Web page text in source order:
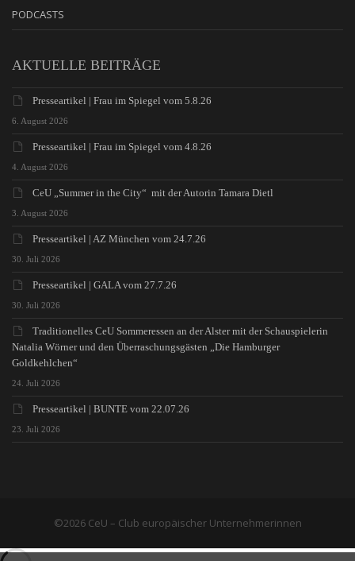
PODCASTS
AKTUELLE BEITRÄGE
Presseartikel | Frau im Spiegel vom 5.8.26
6. August 2026
Presseartikel | Frau im Spiegel vom 4.8.26
4. August 2026
CeU „Summer in the City“ mit der Autorin Tamara Dietl
3. August 2026
Presseartikel | AZ München vom 24.7.26
30. Juli 2026
Presseartikel | GALA vom 27.7.26
30. Juli 2026
Traditionelles CeU Sommeressen an der Alster mit der Schauspielerin
Natalia Wörner und den Überraschungsgästen „Die Hamburger
Goldkehlchen“
24. Juli 2026
Presseartikel | BUNTE vom 22.07.26
23. Juli 2026
©2026 CeU – Club europäischer Unternehmerinnen